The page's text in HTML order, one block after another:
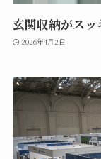
玄関収納がス
2026年4月2日